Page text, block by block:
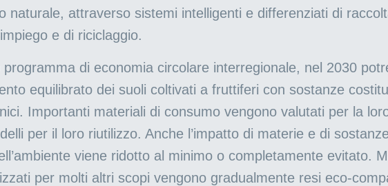
naturale, attraverso sistemi intelligenti e differenziati di
e di riciclaggio.
di economia circolare interregionale, nel 2030
equilibrato dei suoli coltivati a fruttiferi con sostanze
Importanti materiali di consumo vengono valutati per la
per il loro riutilizzo. Anche l’impatto di materie e di
viene ridotto al minimo o completamente evitato.
per molti altri scopi vengono gradualmente resi eco-